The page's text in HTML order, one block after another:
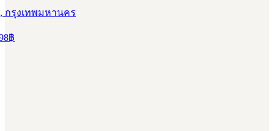
กรุงเทพมหานคร
฿